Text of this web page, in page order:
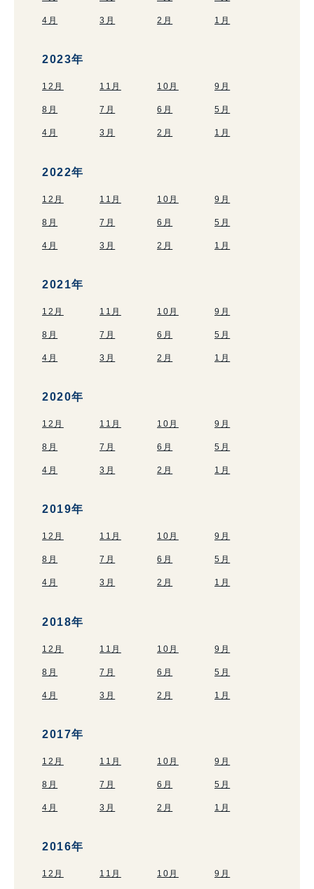
4月 3月 2月 1月
2023年
12月 11月 10月 9月
8月 7月 6月 5月
4月 3月 2月 1月
2022年
12月 11月 10月 9月
8月 7月 6月 5月
4月 3月 2月 1月
2021年
12月 11月 10月 9月
8月 7月 6月 5月
4月 3月 2月 1月
2020年
12月 11月 10月 9月
8月 7月 6月 5月
4月 3月 2月 1月
2019年
12月 11月 10月 9月
8月 7月 6月 5月
4月 3月 2月 1月
2018年
12月 11月 10月 9月
8月 7月 6月 5月
4月 3月 2月 1月
2017年
12月 11月 10月 9月
8月 7月 6月 5月
4月 3月 2月 1月
2016年
12月 11月 10月 9月